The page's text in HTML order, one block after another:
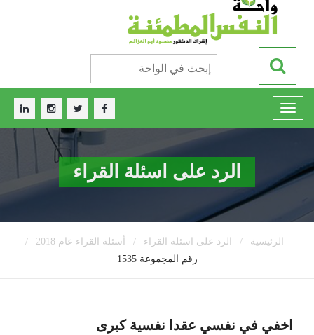
الرد على اسئلة القراء
الرئيسية / الرد على اسئلة القراء / أسئلة القراء عام 2018 /
رقم المجموعة 1535
اخفي في نفسي عقدا نفسية كبرى